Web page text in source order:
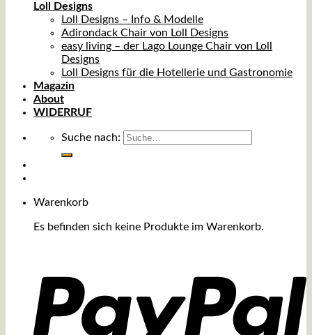
Loll Designs
Loll Designs – Info & Modelle
Adirondack Chair von Loll Designs
easy living – der Lago Lounge Chair von Loll
Designs
Loll Designs für die Hotellerie und Gastronomie
Magazin
About
WIDERRUF
Suche nach:
Warenkorb
Es befinden sich keine Produkte im Warenkorb.